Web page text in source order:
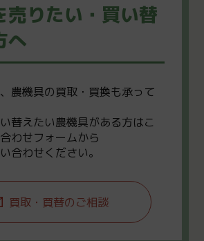
売りたい・買い替
へ
農機具の買取・買換も承って
替えたい農機具がある方はこ
わせフォームから
合わせください。
買取・買替のご相談